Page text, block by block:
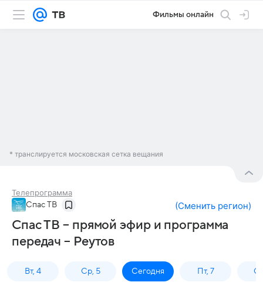
Фильмы онлайн
* транслируется московская сетка вещания
Телепрограмма
Спас ТВ (Сменить регион)
Спас ТВ – прямой эфир и программа
передач – Реутов
Вт, 4 Ср, 5 Сегодня Пт, 7